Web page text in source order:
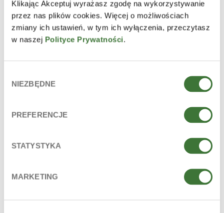
Klikając Akceptuj wyrażasz zgodę na wykorzystywanie
przez nas plików cookies. Więcej o możliwościach
zmiany ich ustawień, w tym ich wyłączenia, przeczytasz
w naszej Polityce Prywatności.
zgody
NIEZBĘDNE
PREFERENCJE
STATYSTYKA
MARKETING
baby & kids oil
LINE
ziaja baby & kids
PRODUCT TYPE oils
SKIN all types